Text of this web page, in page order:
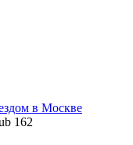
в Москве
162